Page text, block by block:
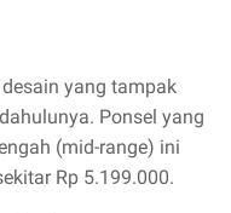
yang tampak
Ponsel yang
(mid-range) ini
Rp 5.199.000.